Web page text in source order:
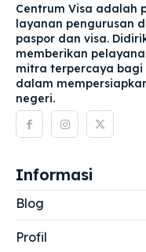
Centrum Visa adalah
layanan pengurusan
paspor dan visa.
memberikan
mitra terpercaya
dalam
negeri.
Informasi
Blog
Profil